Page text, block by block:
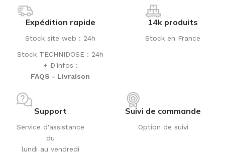
Expédition rapide
Stock site web : 24h
Stock TECHNIDOSE : 24h
+ D'infos :
FAQS - Livraison
14k produits
Stock en France
Support
Service d'assistance
du
lundi au vendredi
Suivi de commande
Option de suivi